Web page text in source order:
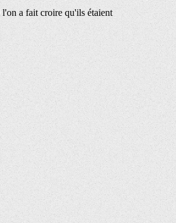
a fait croire qu'ils étaient